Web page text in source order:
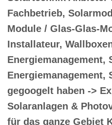
Fachbetrieb,
Module / Glas-Glas-
Installateur,
Energiemanagement,
Energiemanagement,
gegoogelt haben ->
Solaranlagen &
für das ganze Gebiet